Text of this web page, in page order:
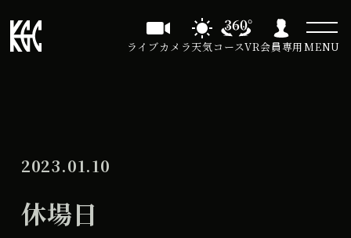
ライブカメラ天気コースVR会員専用MENU
2023.01.10
休場日